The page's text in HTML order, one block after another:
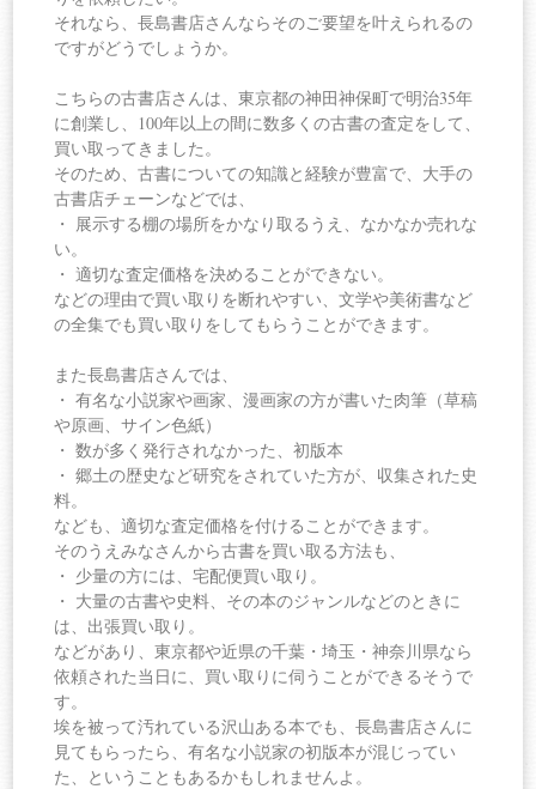
それなら、長島書店さんならそのご要望を叶えられるの
ですがどうでしょうか。
こちらの古書店さんは、東京都の神田神保町で明治35年
に創業し、100年以上の間に数多くの古書の査定をして、
買い取ってきました。
そのため、古書についての知識と経験が豊富で、大手の
古書店チェーンなどでは、
・ 展示する棚の場所をかなり取るうえ、なかなか売れな
い。
・ 適切な査定価格を決めることができない。
などの理由で買い取りを断れやすい、文学や美術書など
の全集でも買い取りをしてもらうことができます。
また長島書店さんでは、
・ 有名な小説家や画家、漫画家の方が書いた肉筆（草稿
や原画、サイン色紙）
・ 数が多く発行されなかった、初版本
・ 郷土の歴史など研究をされていた方が、収集された史
料。
なども、適切な査定価格を付けることができます。
そのうえみなさんから古書を買い取る方法も、
・ 少量の方には、宅配便買い取り。
・ 大量の古書や史料、その本のジャンルなどのときに
は、出張買い取り。
などがあり、東京都や近県の千葉・埼玉・神奈川県なら
依頼された当日に、買い取りに伺うことができるそうで
す。
埃を被って汚れている沢山ある本でも、長島書店さんに
見てもらったら、有名な小説家の初版本が混じってい
た、ということもあるかもしれませんよ。